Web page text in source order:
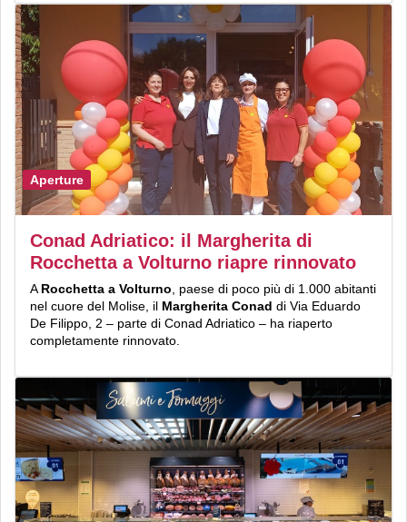
Aperture
Conad Adriatico: il Margherita di
Rocchetta a Volturno riapre rinnovato
ARocchetta a Volturno, paese di poco più di 1.000 abitanti
nel cuore del Molise, il Margherita Conad di Via Eduardo
De Filippo, 2 – parte di Conad Adriatico – ha riaperto
completamente rinnovato.